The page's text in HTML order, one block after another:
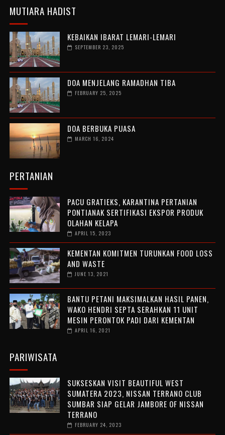
MUTIARA HADIST
KEBAIKAN IBARAT LEMARI-LEMARI
SEPTEMBER 23, 2025
DOA MENJELANG RAMADHAN TIBA
FEBRUARY 25, 2025
DOA BERBUKA PUASA
MARCH 16, 2024
PERTANIAN
PACU GRATIEKS, KARANTINA PERTANIAN
PONTIANAK SERTIFIKASI EKSPOR PRODUK
OLAHAN KELAPA
APRIL 15, 2023
KEMENTAN KOMITMEN TURUNKAN FOOD LOSS
AND WASTE
JUNE 13, 2021
BANTU PETANI MAKSIMALKAN HASIL PANEN,
WAKO HENDRI SEPTA SERAHKAN 11 UNIT
MESIN PERONTOK PADI DARI KEMENTAN
APRIL 16, 2021
PARIWISATA
SUKSESKAN VISIT BEAUTIFUL WEST
SUMATERA 2023, NISSAN TERRANO CLUB
SUMBAR SIAP GELAR JAMBORE OF NISSAN
TERRANO
FEBRUARY 24, 2023